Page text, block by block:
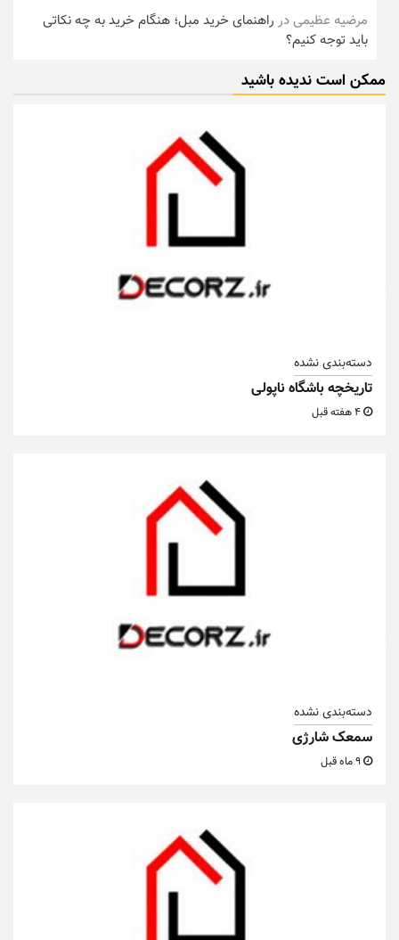
مرضیه عظیمیدر راهنمای خرید مبل؛ هنگام خرید به چه نکاتی
باید توجه کنیم؟
ممکن است ندیده باشید
دسته‌بندی نشده
تاریخچه باشگاه ناپولی
دسته‌بندی نشده
سمعک شارژی